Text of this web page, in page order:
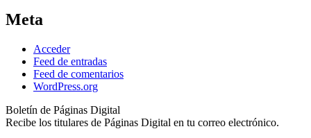
Meta
Acceder
Feed de entradas
Feed de comentarios
WordPress.org
Boletín de Páginas Digital
Recibe los titulares de Páginas Digital en tu correo electrónico.